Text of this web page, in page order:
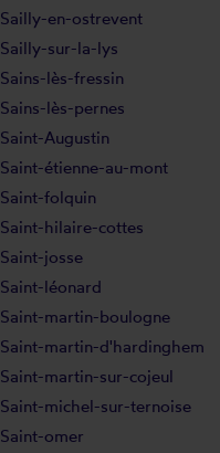
Sailly-en-ostrevent
Sailly-sur-la-lys
Sains-lès-fressin
Sains-lès-pernes
Saint-Augustin
Saint-étienne-au-mont
Saint-folquin
Saint-hilaire-cottes
Saint-josse
Saint-léonard
Saint-martin-boulogne
Saint-martin-d'hardinghem
Saint-martin-sur-cojeul
Saint-michel-sur-ternoise
Saint-omer